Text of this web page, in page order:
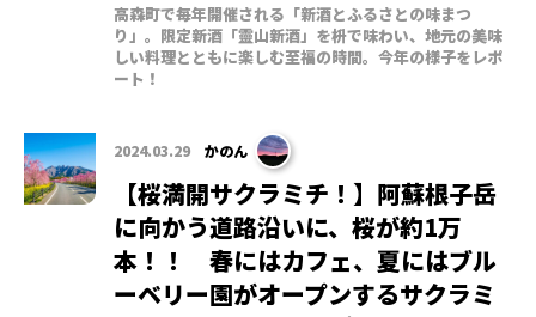
高森町で毎年開催される「新酒とふるさとの味まつ
り」。限定新酒「靈山新酒」を枡で味わい、地元の美味
しい料理とともに楽しむ至福の時間。今年の様子をレポ
ート！
2024.03.29 かのん
【桜満開サクラミチ！】阿蘇根子岳
に向かう道路沿いに、桜が約1万
本！！ 春にはカフェ、夏にはブル
ーベリー園がオープンするサクラミ